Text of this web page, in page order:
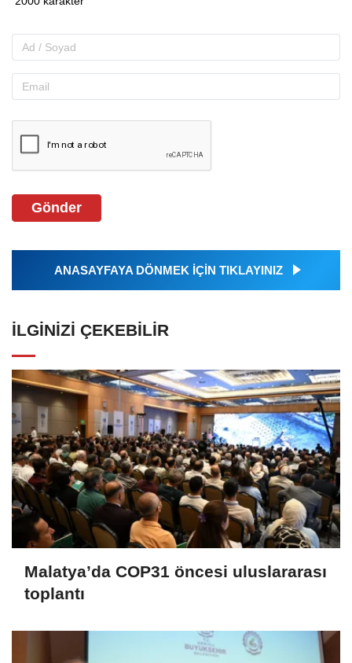
Gönder
ANASAYFAYA DÖNMEK İÇİN TIKLAYINIZ
İLGINIZI ÇEKEBILIR
Malatya’da COP31 öncesi uluslararası
toplantı